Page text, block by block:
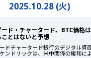
2025.10.28 (火)
ード・チャータード、BTC価格
ことはないと予想
ドチャータード銀行のデジタル資
ンドリックは、米中関係の緩和に